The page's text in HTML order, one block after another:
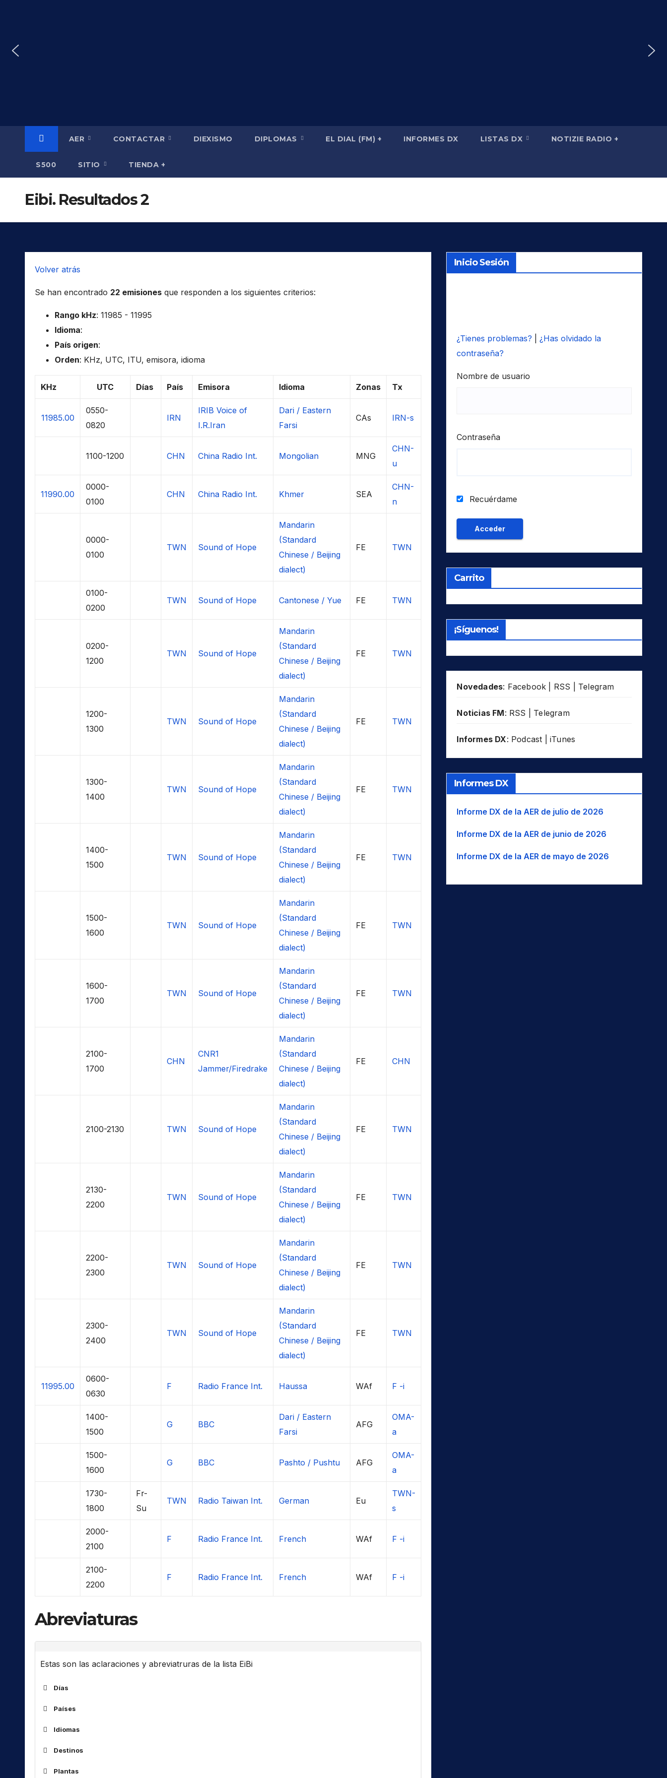
AER CONTACTAR DIEXISMO DIPLOMAS EL DIAL (FM) + INFORMES DX LISTAS DX NOTIZIE RADIO +
S500 SITIO TIENDA +
Eibi. Resultados 2
Volver atrás
Se han encontrado 22 emisiones que responden a los siguientes criterios:
Rango kHz: 11985 - 11995
Idioma:
País origen:
Orden: KHz, UTC, ITU, emisora, idioma
KHz UTC Días País Emisora Idioma Zonas Tx
11985.00
0550-
0820
IRN
IRIB Voice of
I.R.Iran
Dari / Eastern
Farsi
CAs IRN-s
1100-1200 CHN China Radio Int. Mongolian MNG
CHN-
u
11990.00
0000-
0100
CHN China Radio Int. Khmer SEA
CHN-
n
0000-
0100
TWN Sound of Hope
Mandarin
(Standard
Chinese / Beijing
dialect)
FE TWN
0100-
0200
TWN Sound of Hope Cantonese / Yue FE TWN
0200-
1200
TWN Sound of Hope
Mandarin
(Standard
Chinese / Beijing
dialect)
FE TWN
1200-
1300
TWN Sound of Hope
Mandarin
(Standard
Chinese / Beijing
dialect)
FE TWN
1300-
1400
TWN Sound of Hope
Mandarin
(Standard
Chinese / Beijing
dialect)
FE TWN
1400-
1500
TWN Sound of Hope
Mandarin
(Standard
Chinese / Beijing
dialect)
FE TWN
1500-
1600
TWN Sound of Hope
Mandarin
(Standard
Chinese / Beijing
dialect)
FE TWN
1600-
1700
TWN Sound of Hope
Mandarin
(Standard
Chinese / Beijing
dialect)
FE TWN
2100-
1700
CHN
CNR1
Jammer/Firedrake
Mandarin
(Standard
Chinese / Beijing
dialect)
FE CHN
2100-2130 TWN Sound of Hope
Mandarin
(Standard
Chinese / Beijing
dialect)
FE TWN
2130-
2200
TWN Sound of Hope
Mandarin
(Standard
Chinese / Beijing
dialect)
FE TWN
2200-
2300
TWN Sound of Hope
Mandarin
(Standard
Chinese / Beijing
dialect)
FE TWN
2300-
2400
TWN Sound of Hope
Mandarin
(Standard
Chinese / Beijing
dialect)
FE TWN
11995.00
0600-
0630
F Radio France Int. Haussa WAf F -i
1400-
1500
G BBC
Dari / Eastern
Farsi
AFG
OMA-
a
1500-
1600
G BBC Pashto / Pushtu AFG
OMA-
a
1730-
1800
Fr-
Su
TWN Radio Taiwan Int. German Eu
TWN-
s
2000-
2100
F Radio France Int. French WAf F -i
2100-
2200
F Radio France Int. French WAf F -i
Abreviaturas
Estas son las aclaraciones y abreviatruras de la lista EiBi
Días
Países
ARS
AUS
Idiomas
Destinos
Af
Plantas
Inicio Sesión
¿Tienes problemas?
¿Has olvidado la
contraseña?
Nombre de usuario
Contraseña
Recuérdame
Carrito
¡Síguenos!
Novedades: Facebook RSS Telegram
Noticias FM: RSS Telegram
Informes DX: Podcast iTunes
Informes DX
Informe DX de la AER de julio de 2026
Informe DX de la AER de junio de 2026
Informe DX de la AER de mayo de 2026